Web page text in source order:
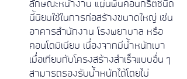
ลักษณะหน้างาน แผ่นพื้นคอนกรีตชนิด
นี้นิยมใช้ในการก่อสร้างขนาดใหญ่ เช่น
อาคารสำนักงาน โรงพยาบาล หรือ
คอนโดมิเนียม เนื่องจากมีน้ำหนักเบา
เมื่อเทียบกับโครงสร้างสำเร็จแบบอื่น ๆ
สามารถรองรับน้ำหนักได้โดยไม่